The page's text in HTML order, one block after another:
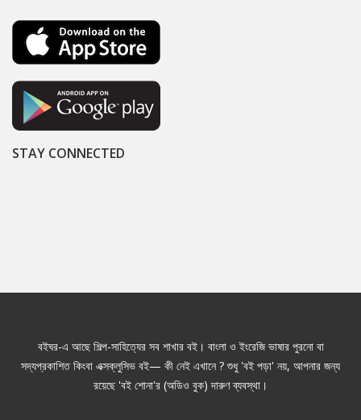
STAY CONNECTED
বইঘর-এ আছে শিল্প-সাহিত্যের সব শাখার বই। বাংলা ও ইংরেজি ভাষার পুরনো বা
সদ্যপ্রকাশিত কিংবা এক্সক্লুসিভ বই— কী নেই এখানে ? শুধু 'বই পড়া' নয়, আপনার জন্য
রয়েছে 'বই শোনা'র (অডিও বুক) দারুণ ব্যবস্থা।